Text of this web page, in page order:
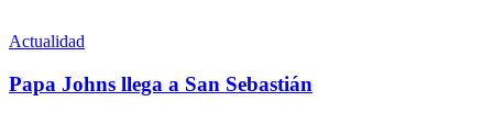
Actualidad
Papa Johns llega a San Sebastián